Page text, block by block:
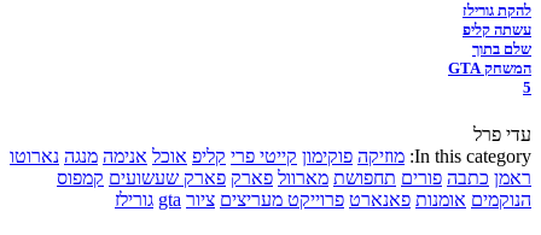
להקת גורילז
עשתה קליפ
שלם בתוך
המשחק GTA
5
עדי פרל
In this category: מוזיקה פוקימון קייטי פרי קליפ אוכל אנימה מנגה נארוטו
ראמן כתבה פורים תחפושת מארוול פארק פארק שעשועים קמפוס
הנוקמים אומנות פאנארט פרוייקט מעריצים ציור gta גורילז